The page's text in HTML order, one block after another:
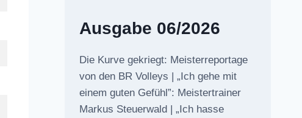
Ausgabe 06/2026
Die Kurve gekriegt: Meisterreportage
von den BR Volleys | „Ich gehe mit
einem guten Gefühl”: Meistertrainer
Markus Steuerwald | „Ich hasse